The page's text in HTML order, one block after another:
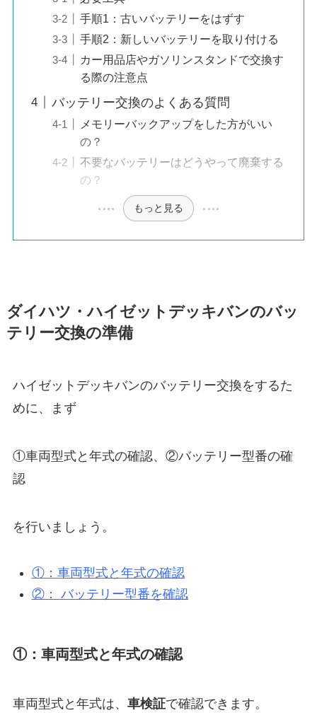
手順1：古いバッテリーをはずす
手順2：新しいバッテリーを取り付ける
カー用品店やガソリンスタンドで交換す
る際の注意点
バッテリー交換のよくある質問
メモリーバックアップをした方がいい
の？
不要なバッテリーはどうやって廃棄する
の？
もっと見る
ダイハツ・ハイゼットデッキバンのバッ
テリー交換の準備
ハイゼットデッキバンのバッテリー交換をするた
めに、まず
①車両型式と年式の確認、②バッテリー型番の確
認
を行いましょう。
①：車両型式と年式の確認
②： バッテリー型番を確認
①：車両型式と年式の確認
車両型式と年式は、 車検証で確認できます。